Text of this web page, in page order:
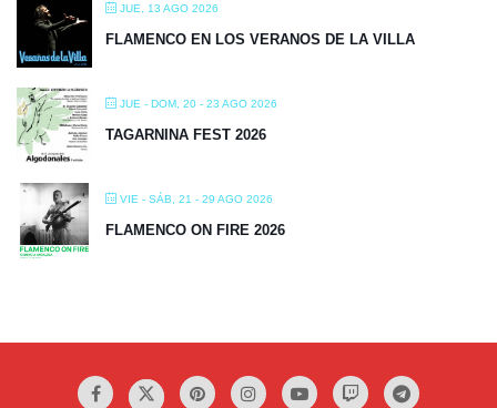
JUE, 13 AGO 2026
FLAMENCO EN LOS VERANOS DE LA VILLA
JUE - DOM, 20 - 23 AGO 2026
TAGARNINA FEST 2026
VIE - SÁB, 21 - 29 AGO 2026
FLAMENCO ON FIRE 2026